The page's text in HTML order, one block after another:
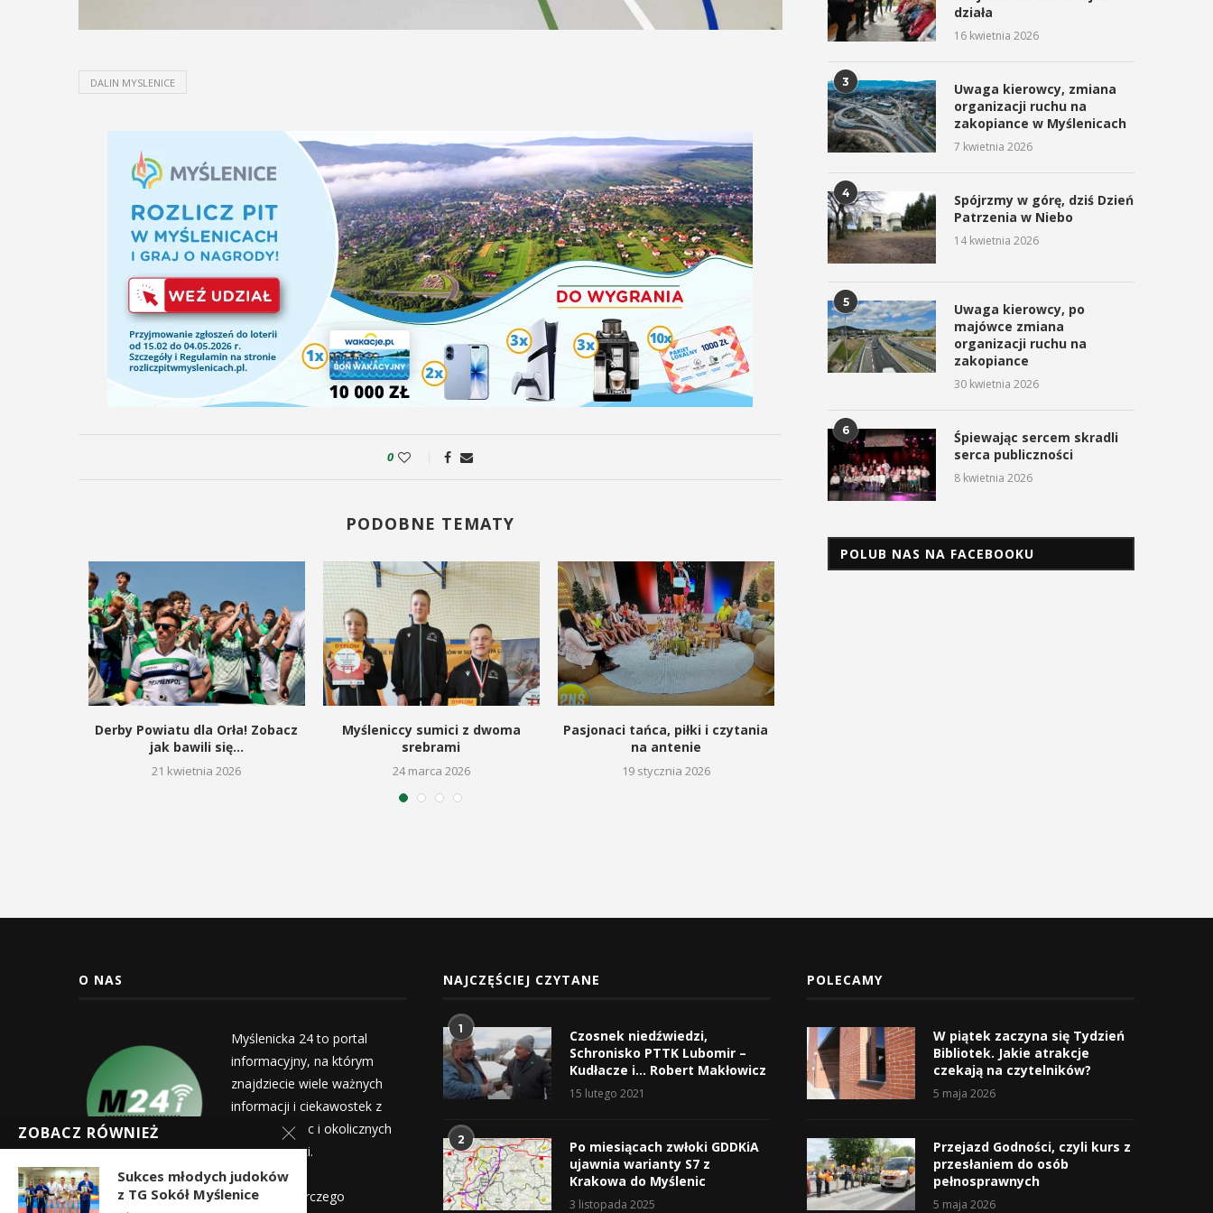
DALIN MYSLENICE
0
PODOBNE TEMATY
Derby Powiatu dla Orła! Zobacz
jak bawili się...
21 kwietnia 2026
Myśleniccy sumici z dwoma
srebrami
24 marca 2026
Pasjonaci tańca, piłki i czytania
na antenie
19 stycznia 2026
działa
16 kwietnia 2026
3
Uwaga kierowcy, zmiana
organizacji ruchu na
zakopiance w Myślenicach
7 kwietnia 2026
4
Spójrzmy w górę, dziś Dzień
Patrzenia w Niebo
14 kwietnia 2026
5
Uwaga kierowcy, po
majówce zmiana
organizacji ruchu na
zakopiance
30 kwietnia 2026
6
Śpiewając sercem skradli
serca publiczności
8 kwietnia 2026
POLUB NAS NA FACEBOOKU
O NAS
Myślenicka 24 to portal
informacyjny, na którym
znajdziecie wiele ważnych
informacji i ciekawostek z
życia Myślenic i okolicznych
miejscowości.
Wydawca:
Myślenicka Agencja Rozwoju Gospodarczego
NAJCZĘŚCIEJ CZYTANE
1
Czosnek niedźwiedzi,
Schronisko PTTK Lubomir –
Kudłacze i… Robert Makłowicz
15 lutego 2021
2
Po miesiącach zwłoki GDDKiA
ujawnia warianty S7 z
Krakowa do Myślenic
3 listopada 2025
POLECAMY
W piątek zaczyna się Tydzień
Bibliotek. Jakie atrakcje
czekają na czytelników?
5 maja 2026
Przejazd Godności, czyli kurs z
przesłaniem do osób
pełnosprawnych
5 maja 2026
ZOBACZ RÓWNIEŻ
Sukces młodych judoków
z TG Sokół Myślenice